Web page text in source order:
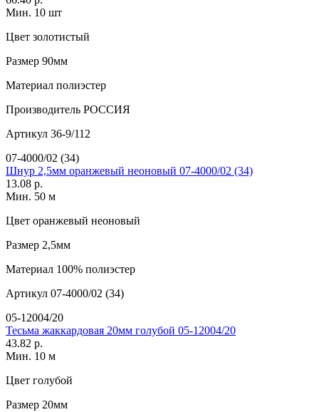
Мин. 10 шт
Цвет золотистый
Размер 90мм
Материал полиэстер
Производитель РОССИЯ
Артикул 36-9/112
07-4000/02 (34)
Шнур 2,5мм оранжевый неоновый 07-4000/02 (34)
13.08 р.
Мин. 50 м
Цвет оранжевый неоновый
Размер 2,5мм
Материал 100% полиэстер
Артикул 07-4000/02 (34)
05-12004/20
Тесьма жаккардовая 20мм голубой 05-12004/20
43.82 р.
Мин. 10 м
Цвет голубой
Размер 20мм